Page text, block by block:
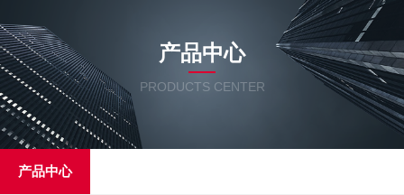
产品中心
PRODUCTS CENTER
产品中心